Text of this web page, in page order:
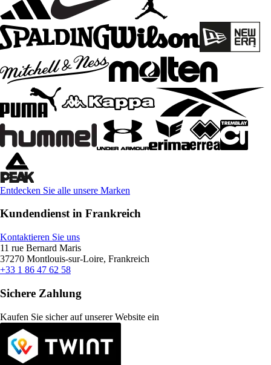
Entdecken Sie alle unsere Marken
Kundendienst in Frankreich
Kontaktieren Sie uns
11 rue Bernard Maris
37270 Montlouis-sur-Loire, Frankreich
+33 1 86 47 62 58
Sichere Zahlung
Kaufen Sie sicher auf unserer Website ein